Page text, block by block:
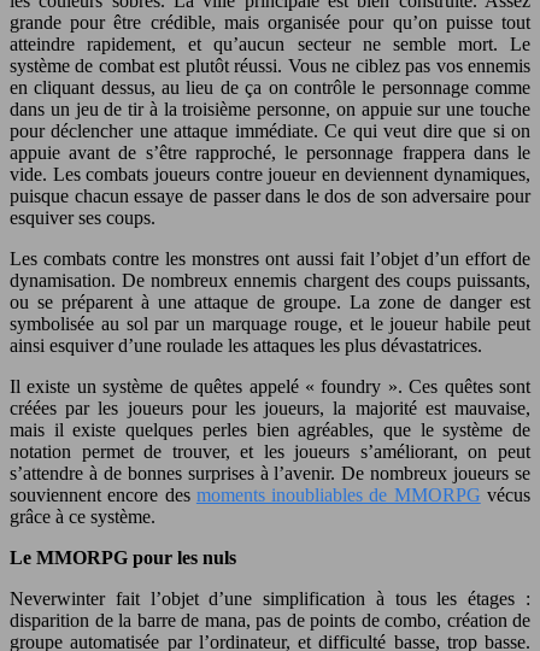
grande pour être crédible, mais organisée pour qu’on puisse tout
atteindre rapidement, et qu’aucun secteur ne semble mort. Le
système de combat est plutôt réussi. Vous ne ciblez pas vos ennemis
en cliquant dessus, au lieu de ça on contrôle le personnage comme
dans un jeu de tir à la troisième personne, on appuie sur une touche
pour déclencher une attaque immédiate. Ce qui veut dire que si on
appuie avant de s’être rapproché, le personnage frappera dans le
vide. Les combats joueurs contre joueur en deviennent dynamiques,
puisque chacun essaye de passer dans le dos de son adversaire pour
esquiver ses coups.
Les combats contre les monstres ont aussi fait l’objet d’un effort de
dynamisation. De nombreux ennemis chargent des coups puissants,
ou se préparent à une attaque de groupe. La zone de danger est
symbolisée au sol par un marquage rouge, et le joueur habile peut
ainsi esquiver d’une roulade les attaques les plus dévastatrices.
Il existe un système de quêtes appelé « foundry ». Ces quêtes sont
créées par les joueurs pour les joueurs, la majorité est mauvaise,
mais il existe quelques perles bien agréables, que le système de
notation permet de trouver, et les joueurs s’améliorant, on peut
s’attendre à de bonnes surprises à l’avenir. De nombreux joueurs se
souviennent encore des moments inoubliables de MMORPG vécus
grâce à ce système.
Le MMORPG pour les nuls
Neverwinter fait l’objet d’une simplification à tous les étages :
disparition de la barre de mana, pas de points de combo, création de
groupe automatisée par l’ordinateur, et difficulté basse, trop basse.